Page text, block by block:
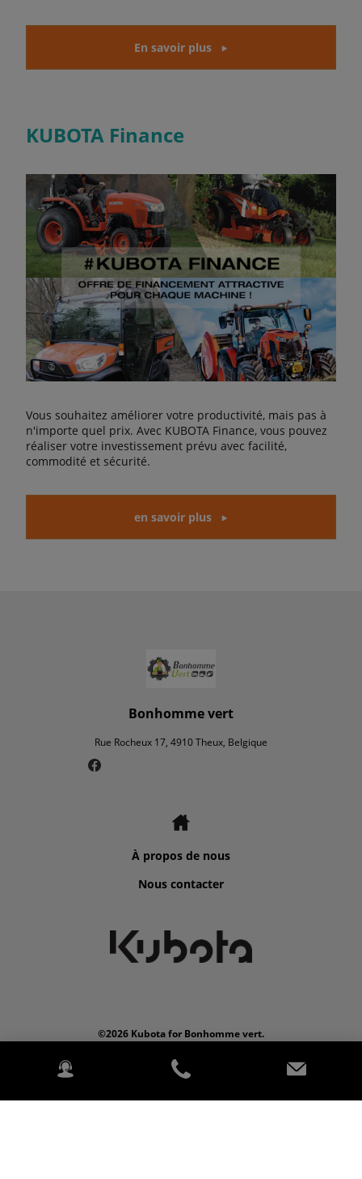
En savoir plus
KUBOTA Finance
Vous souhaitez améliorer votre productivité, mais pas à
n'importe quel prix. Avec KUBOTA Finance, vous pouvez
réaliser votre investissement prévu avec facilité,
commodité et sécurité.
en savoir plus
Bonhomme vert
Rue Rocheux 17, 4910 Theux, Belgique
À propos de nous
Nous contacter
©2026 Kubota for Bonhomme vert.